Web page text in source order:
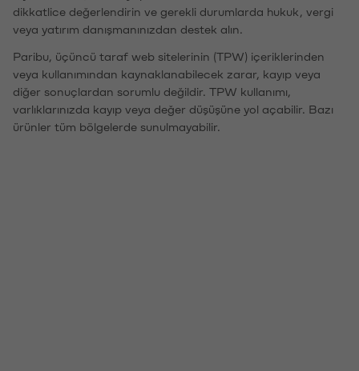
dikkatlice değerlendirin ve gerekli durumlarda hukuk, vergi
veya yatırım danışmanınızdan destek alın.
Paribu, üçüncü taraf web sitelerinin (TPW) içeriklerinden
veya kullanımından kaynaklanabilecek zarar, kayıp veya
diğer sonuçlardan sorumlu değildir. TPW kullanımı,
varlıklarınızda kayıp veya değer düşüşüne yol açabilir. Bazı
ürünler tüm bölgelerde sunulmayabilir.